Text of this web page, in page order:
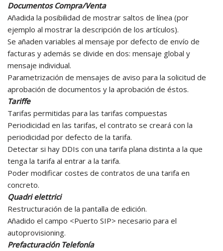
Documentos Compra/Venta
Añadida la posibilidad de mostrar saltos de línea (por
ejemplo al mostrar la descripción de los artículos).
Se añaden variables al mensaje por defecto de envío de
facturas y además se divide en dos: mensaje global y
mensaje individual.
Parametrización de mensajes de aviso para la solicitud de
aprobación de documentos y la aprobación de éstos.
Tariffe
Tarifas permitidas para las tarifas compuestas
Periodicidad en las tarifas, el contrato se creará con la
periodicidad por defecto de la tarifa.
Detectar si hay DDIs con una tarifa plana distinta a la que
tenga la tarifa al entrar a la tarifa.
Poder modificar costes de contratos de una tarifa en
concreto.
Quadri elettrici
Restructuración de la pantalla de edición.
Añadido el campo <Puerto SIP> necesario para el
autoprovisioning.
Prefacturación Telefonía